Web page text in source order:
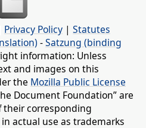
Privacy Policy | Statutes
-Satzung (binding
information: Unless
and images on this
the Mozilla Public License
Document Foundation” are
their corresponding
actual use as trademarks